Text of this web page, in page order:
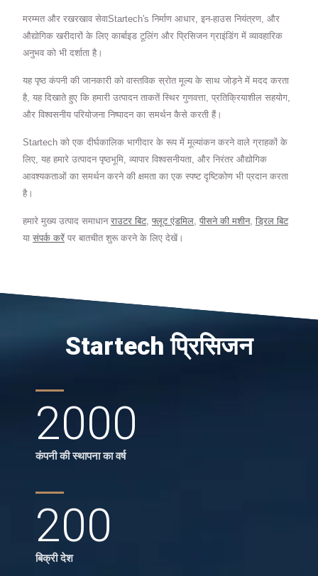
मरम्मत और रखरखाव सेवाStartech's निर्माण आधार, इन-हाउस नियंत्रण, और
औद्योगिक खरीदारों के लिए कार्बाइड टूलिंग और प्रिसिजन ग्राइंडिंग में व्यावहारिक
अनुभव को भी दर्शाता है।
यह पृष्ठ कंपनी की जानकारी को वास्तविक स्रोत मूल्य के साथ जोड़ने में मदद करता
है, यह दिखाते हुए कि हमारी उत्पादन ताकतें स्थिर गुणवत्ता, प्रतिक्रियाशील सहयोग,
और विश्वसनीय परियोजना निष्पादन का समर्थन कैसे करती हैं।
Startech को एक दीर्घकालिक भागीदार के रूप में मूल्यांकन करने वाले ग्राहकों के
लिए, यह हमारे उत्पादन पृष्ठभूमि, व्यापार विश्वसनीयता, और निरंतर औद्योगिक
आवश्यकताओं का समर्थन करने की क्षमता का एक स्पष्ट दृष्टिकोण भी प्रदान करता
है।
हमारे मुख्य उत्पाद समाधान राउटर बिट, फ्लूट एंडमिल पीसने की मशीन, ड्रिल बिट
या संपर्क करें पर बातचीत शुरू करने के लिए देखें।
Startech प्रिसिजन
2000
कंपनी की स्थापना का वर्ष
200
बिक्री देश